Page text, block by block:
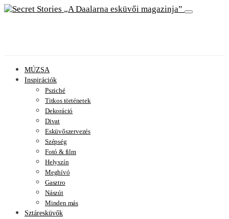
A Daalarna esküvői magazinja
MÚZSA
Inspirációk
Psziché
Titkos történetek
Dekoráció
Divat
Esküvőszervezés
Szépség
Fotó & film
Helyszín
Meghívó
Gasztro
Nászút
Minden más
Sztáresküvők